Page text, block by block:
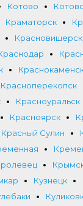
Котово
Краматорск
Красновишерск
Красноперекопск
Красноуральск
Красноярск
Красный Сулин
Кузнецк